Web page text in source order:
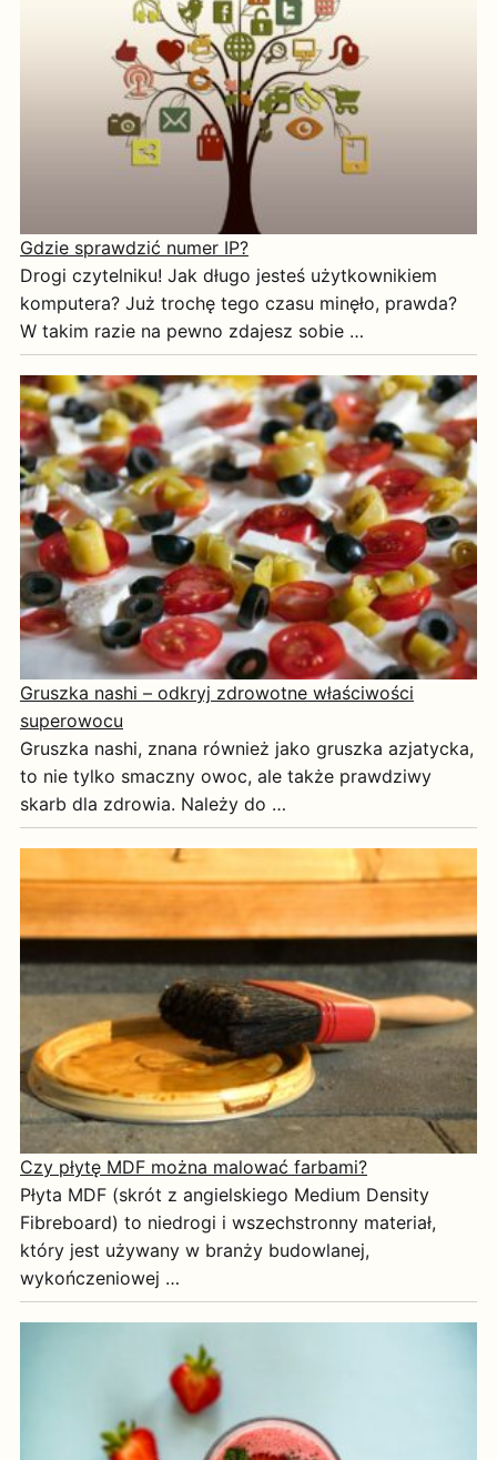
Gdzie sprawdzić numer IP?
Drogi czytelniku! Jak długo jesteś użytkownikiem
komputera? Już trochę tego czasu minęło, prawda?
W takim razie na pewno zdajesz sobie …
Gruszka nashi – odkryj zdrowotne właściwości
superowocu
Gruszka nashi, znana również jako gruszka azjatycka,
to nie tylko smaczny owoc, ale także prawdziwy
skarb dla zdrowia. Należy do …
Czy płytę MDF można malować farbami?
Płyta MDF (skrót z angielskiego Medium Density
Fibreboard) to niedrogi i wszechstronny materiał,
który jest używany w branży budowlanej,
wykończeniowej …